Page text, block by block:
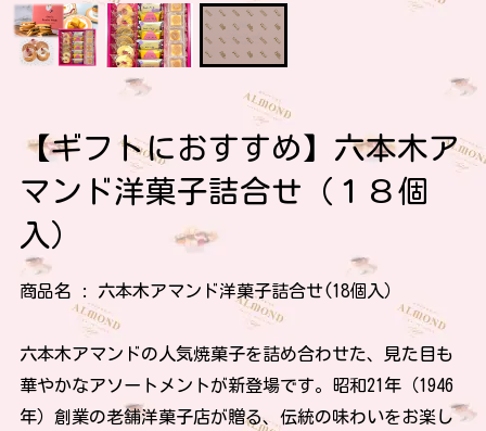
【ギフトにおすすめ】六本木ア
マンド洋菓子詰合せ（１８個
入）
商品名 : 六本木アマンド洋菓子詰合せ(18個入）
六本木アマンドの人気焼菓子を詰め合わせた、見た目も
華やかなアソートメントが新登場です。昭和21年（1946
年）創業の老舗洋菓子店が贈る、伝統の味わいをお楽し